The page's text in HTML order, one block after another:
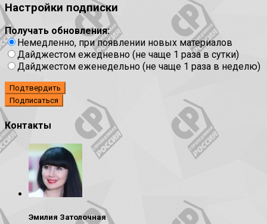
Настройки подписки
Получать обновления:
Немедленно, при появлении новых материалов
Дайджестом ежедневно (не чаще 1 раза в сутки)
Дайджестом еженедельно (не чаще 1 раза в неделю)
Подтвердить
Контакты
Эмилия Затолочная